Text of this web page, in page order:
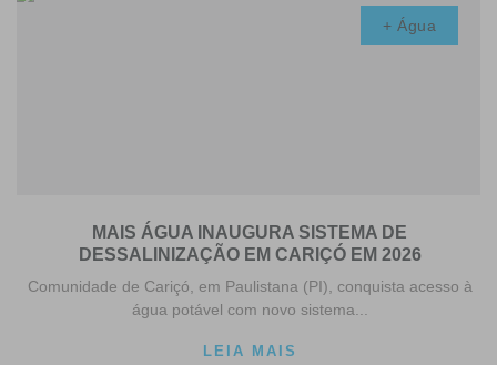
+ Água
MAIS ÁGUA INAUGURA SISTEMA DE
DESSALINIZAÇÃO EM CARIÇÓ EM 2026
Comunidade de Cariçó, em Paulistana (PI), conquista acesso à
água potável com novo sistema...
LEIA MAIS